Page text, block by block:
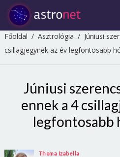
Főoldal / Asztrológia / Júniusi
csillagjegynek az év legfontosabb
Júniusi
ennek a 4
legfontosabb
Thoma Izabella